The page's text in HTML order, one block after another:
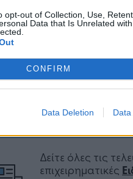
opt-out of Collection, Use,
Data that Is Unrelated
CONFIRM
Data Deletion Data
Ακολουθήστε το
Google Newsκαι
Δείτε όλες τις
επιχειρηματικές